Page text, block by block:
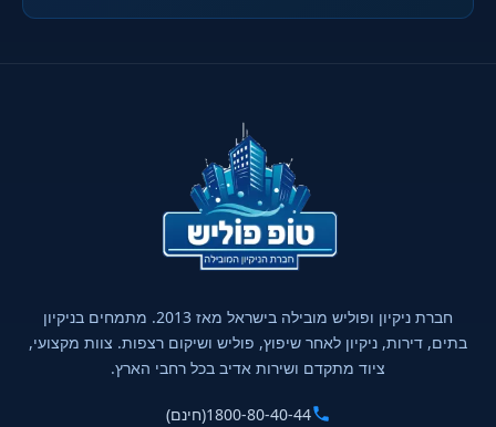
חברת ניקיון ופוליש מובילה בישראל מאז 2013. מתמחים בניקיון
בתים, דירות, ניקיון לאחר שיפוץ, פוליש ושיקום רצפות. צוות מקצועי,
ציוד מתקדם ושירות אדיב בכל רחבי הארץ.
1800-80-40-44(חינם)